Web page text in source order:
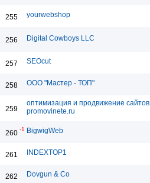
255 yourwebshop
256 Digital Cowboys LLC
257 SEOcut
258 ООО "Мастер - ТОП"
259
оптимизация и продвижение сайтов |
promovinete.ru
260 -1 BigwigWeb
261 INDEXTOP1
262 Dovgun & Co